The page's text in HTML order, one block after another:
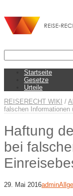
Startseite
Gesetze
Urteile
REISERECHT WIKI /
falschen Informationen
Haftung
bei
29. Mai 2016admin